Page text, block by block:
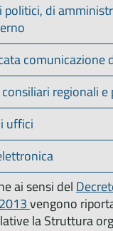
di
comunicazione
regionali e
uffici
ai sensi del
vengono
la Struttura